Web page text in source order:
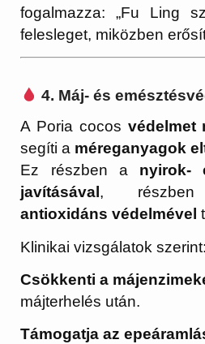
fogalmazza: „Fu Ling
felesleget, miközben
4. Máj- és
A Poria cocos védelmet
segíti a méreganyagok
Ez részben a nyirok-
javításával ,
antioxidáns védelmével
Klinikai vizsgálatok szerint:
Csökkenti a
májterhelés után.
Támogatja az